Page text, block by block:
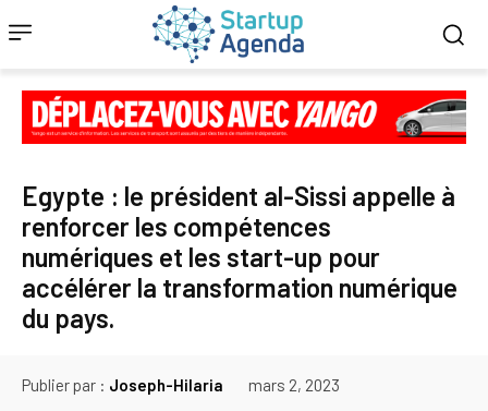
Egypte : le président al-Sissi appelle à
renforcer les compétences
numériques et les start-up pour
accélérer la transformation numérique
du pays.
Publier par : Joseph-Hilaria mars 2, 2023